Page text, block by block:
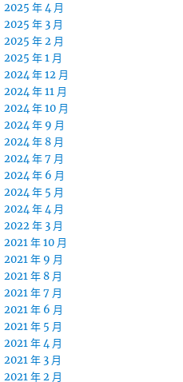
2025 年 4 月
2025 年 3 月
2025 年 2 月
2025 年 1 月
2024 年 12 月
2024 年 11 月
2024 年 10 月
2024 年 9 月
2024 年 8 月
2024 年 7 月
2024 年 6 月
2024 年 5 月
2024 年 4 月
2022 年 3 月
2021 年 10 月
2021 年 9 月
2021 年 8 月
2021 年 7 月
2021 年 6 月
2021 年 5 月
2021 年 4 月
2021 年 3 月
2021 年 2 月